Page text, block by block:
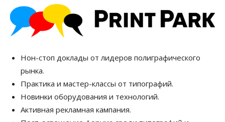
Нон-стоп доклады от лидеров полиграфического
рынка.
Практика и мастер-классы от типографий.
Новинки оборудования и технологий.
Активная рекламная кампания.